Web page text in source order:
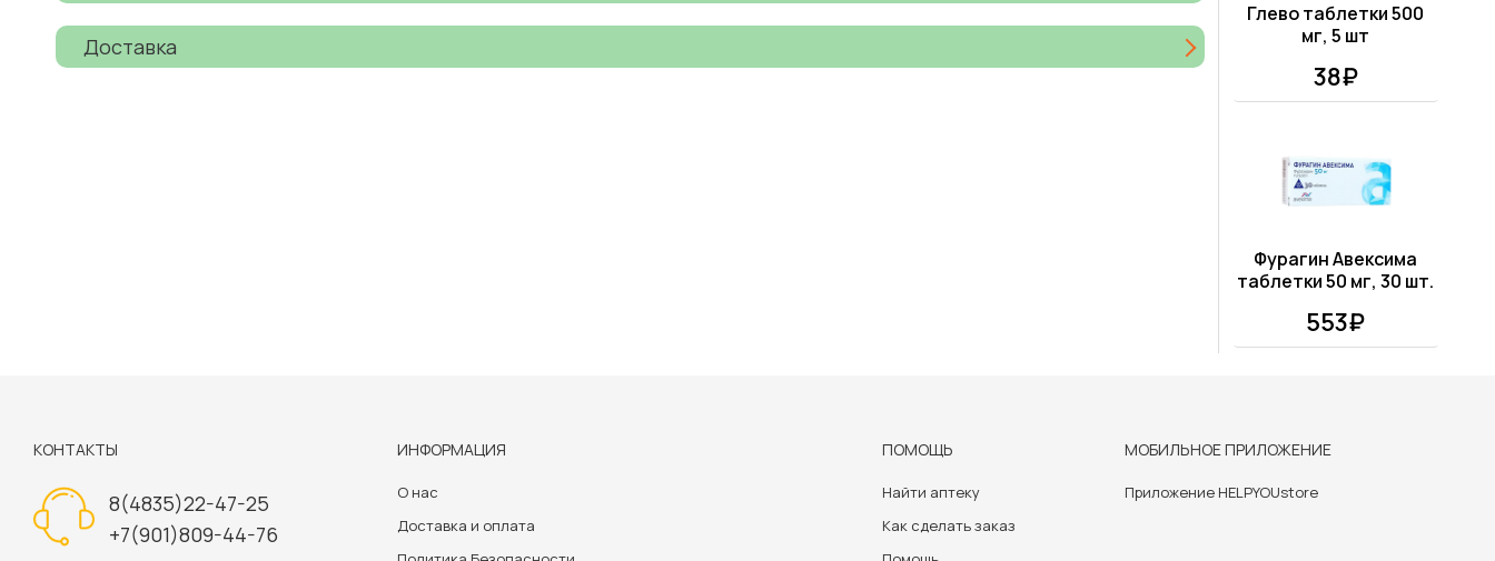
Доставка
Глево таблетки 500
мг, 5 шт
38₽
Фурагин Авексима
таблетки 50 мг, 30 шт.
553₽
КОНТАКТЫ
8(4835)22-47-25
+7(901)809-44-76
ИНФОРМАЦИЯ
О нас
Доставка и оплата
ПОМОЩЬ
Найти аптеку
Как сделать заказ
МОБИЛЬНОЕ ПРИЛОЖЕНИЕ
Приложение HELPYOUstore